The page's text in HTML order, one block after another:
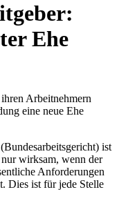
Ehe
Arbeitnehmern
eine neue Ehe
ist
wirksam, wenn der
Anforderungen
Dies ist für jede Stelle